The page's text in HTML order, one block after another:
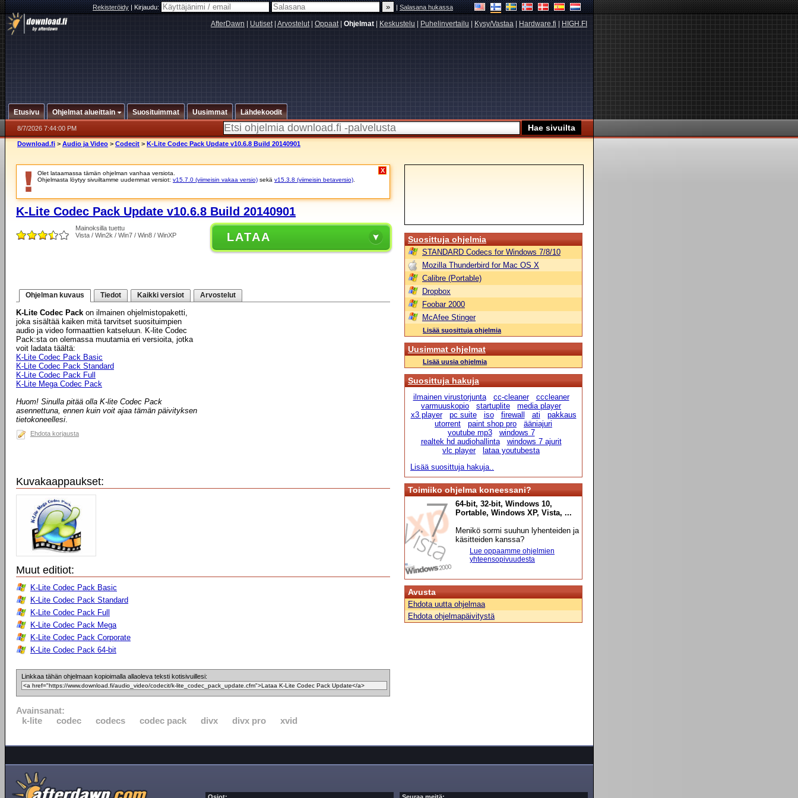
Rekisteröidy|Kirjaudu: |Salasana hukassa
AfterDawn Uutiset| Arvostelut| Oppaat| Ohjelmat Keskustelu Puhelinvertailu Kysy/Vastaa Hardware.fi HIGH.FI
Etusivu Ohjelmat alueittain Suosituimmat Uusimmat Lähdekoodit
8/7/2026 7:44:00 PM
Download.fi > Audio ja Video > Codecit > K-Lite Codec Pack Update v10.6.8 Build 20140901
Olet lataamassa tämän ohjelman vanhaa versiota.
Ohjelmasta löytyy sivuiltamme uudemmat versiot: v15.7.0 (viimeisin vakaa versio) sekä v15.3.8 (viimeisin betaversio)
X
K-Lite Codec Pack Update v10.6.8 Build 20140901
Mainoksilla tuettu
Vista / Win2k / Win7 / Win8 / WinXP
LATAA
Ohjelman kuvaus Tiedot Kaikki versiot Arvostelut
K-Lite Codec Pack on ilmainen ohjelmistopaketti,
joka sisältää kaiken mitä tarvitset suosituimpien
audio ja video formaattien katseluun. K-lite Codec
Pack:sta on olemassa muutamia eri versioita, jotka
voit ladata täältä:
K-Lite Codec Pack Basic
K-Lite Codec Pack Standard
K-Lite Codec Pack Full
K-Lite Mega Codec Pack
Huom! Sinulla pitää olla K-lite Codec Pack
asennettuna, ennen kuin voit ajaa tämän päivityksen
tietokoneellesi.
Ehdota korjausta
Kuvakaappaukset:
Muut editiot:
K-Lite Codec Pack Basic
K-Lite Codec Pack Standard
K-Lite Codec Pack Full
K-Lite Codec Pack Mega
K-Lite Codec Pack Corporate
K-Lite Codec Pack 64-bit
Linkkaa tähän ohjelmaan kopioimalla allaoleva teksti kotisivuillesi:
Avainsanat:
k-lite
codec codecs codec pack divx divx pro xvid
Suosittuja ohjelmia
STANDARD Codecs for Windows 7/8/10
Mozilla Thunderbird for Mac OS X
Calibre (Portable)
Dropbox
Foobar 2000
McAfee Stinger
Lisää suosittuja ohjelmia
Uusimmat ohjelmat
Lisää uusia ohjelmia
Suosittuja hakuja
ilmainen virustorjunta cc-cleaner
cccleaner
varmuuskopio
startuplite
media player
x3 player
pc suite iso firewall ati
pakkaus
utorrent
paint shop pro
ääniajuri
youtube mp3
windows 7
realtek hd audiohallinta
windows 7 ajurit
vlc player
lataa youtubesta
Lisää suosittuja hakuja..
Toimiiko ohjelma koneessani?
64-bit, 32-bit, Windows 10,
Portable, Windows XP, Vista, ...
Menikö sormi suuhun lyhenteiden ja
käsitteiden kanssa?
Lue oppaamme ohjelmien
yhteensopivuudesta
Avusta
Ehdota uutta ohjelmaa
Ehdota ohjelmapäivitystä